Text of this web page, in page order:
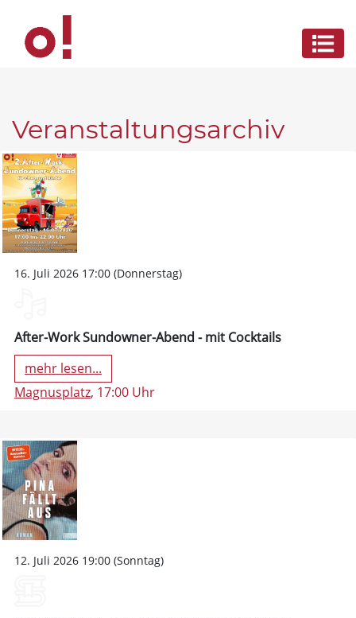
Veranstaltungsarchiv
16. Juli 2026 17:00 (Donnerstag)
After-Work Sundowner-Abend - mit Cocktails
mehr lesen...
Magnusplatz, 17:00 Uhr
12. Juli 2026 19:00 (Sonntag)